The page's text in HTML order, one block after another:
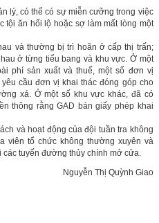
lý, có thể có sự miễn cưỡng trong việc
tội ăn hối lộ hoặc sợ làm mất lòng một
và thường bị trì hoãn ở cấp thị trấn;
ở từng tiểu bang và khu vực. Ở một
phí sản xuất và thuế, một số đơn vị
cầu đơn vị khai thác đóng góp cho
xá. Ở một số khu vực khác, đã có
thông rằng GAD bán giấy phép khai
và hoạt động của đội tuần tra không
viên tổ chức không thường xuyên và
các tuyến đường thủy chính mở cửa.
Nguyễn Thị Quỳnh Giao